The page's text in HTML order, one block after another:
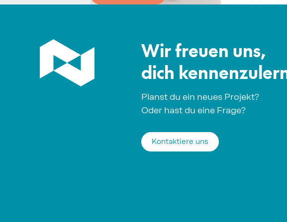
Wir freuen uns,
dich
Planst du ein neues Projekt?
Oder hast du eine Frage?
Kontaktiere uns